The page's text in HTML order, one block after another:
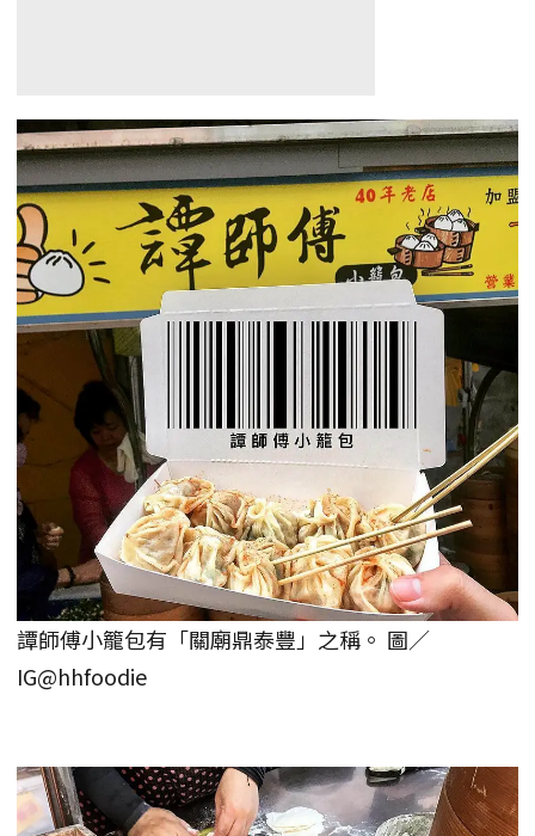
譚師傅小籠包有「關廟鼎泰豐」之稱。 圖／
IG@hhfoodie